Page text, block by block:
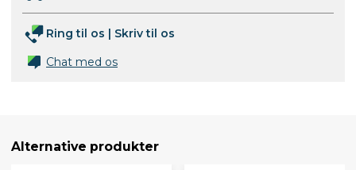
Ring til os | Skriv til os
Chat med os
Alternative produkter